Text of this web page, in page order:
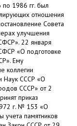
1986 гг. был
отношения
Совета
улучшения
22 января
«О подготовке
Ему
коллегии
Наук СССР «О
СССР» от 2
приказ
г. № 153 «О
памятников